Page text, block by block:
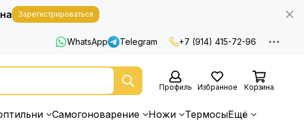
Зарегистрироваться
WhatsApp Telegram +7 (914) 415-72-96
Профиль Избранное Корзина
Самогоноварение Ножи ТермосыЕщё